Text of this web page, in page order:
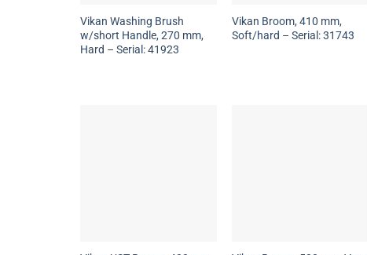
Vikan Washing Brush
w/short Handle, 270 mm,
Hard – Serial: 41923
Vikan Broom, 410 mm,
Soft/hard – Serial: 31743